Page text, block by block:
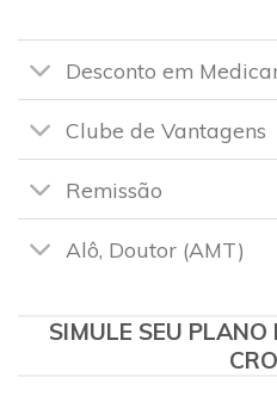
Desconto em
Clube de Vantagens
Remissão
Alô, Doutor (AMT)
SIMULE SEU PLANO